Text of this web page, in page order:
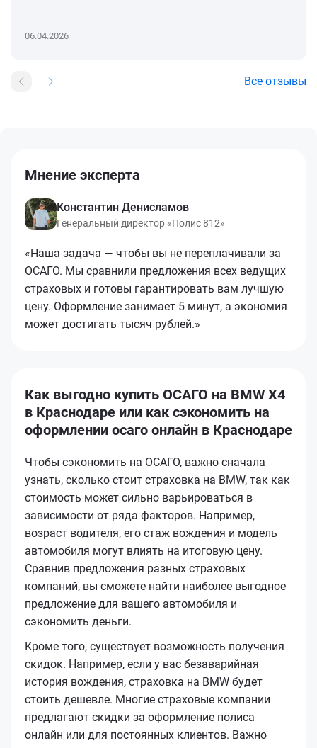
06.04.2026
Все отзывы
Мнение эксперта
Константин Денисламов
Генеральный директор «Полис 812»
«Наша задача — чтобы вы не переплачивали за
ОСАГО. Мы сравнили предложения всех ведущих
страховых и готовы гарантировать вам лучшую
цену. Оформление занимает 5 минут, а экономия
может достигать тысяч рублей.»
Как выгодно купить ОСАГО на BMW X4
в Краснодаре или как сэкономить на
оформлении осаго онлайн в Краснодаре
Чтобы сэкономить на ОСАГО, важно сначала
узнать, сколько стоит страховка на BMW, так как
стоимость может сильно варьироваться в
зависимости от ряда факторов. Например,
возраст водителя, его стаж вождения и модель
автомобиля могут влиять на итоговую цену.
Сравнив предложения разных страховых
компаний, вы сможете найти наиболее выгодное
предложение для вашего автомобиля и
сэкономить деньги.
Кроме того, существует возможность получения
скидок. Например, если у вас безаварийная
история вождения, страховка на BMW будет
стоить дешевле. Многие страховые компании
предлагают скидки за оформление полиса
онлайн или для постоянных клиентов. Важно